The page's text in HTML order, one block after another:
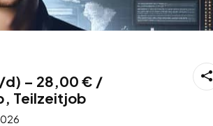
d) – 28,00 € /
Teilzeitjob